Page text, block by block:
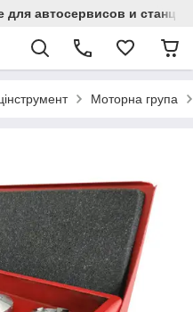
автосервисов и
Моторна група